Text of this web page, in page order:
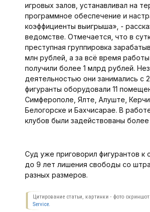
игровых залов, устанавливал на
программное обеспечение и
коэффициенты выигрыша», -
ведомстве. Отмечается, что в
преступная группировка
млн рублей, а за всё время
получили более 1 млрд рублей.
деятельностью они занимались с
фигуранты оборудовали 11
Симферополе, Ялте, Алуште,
Белогорске и Бахчисарае. В
клубов были задействованы более
Суд уже приговорил фигурантов к
до 9 лет лишения свободы со
разных размеров.
Цитирование статьи, картинки - фото
Service.